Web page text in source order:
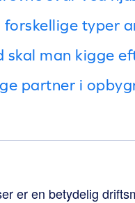
forskellige typer
skal man kigge
partner i
er en betydelig